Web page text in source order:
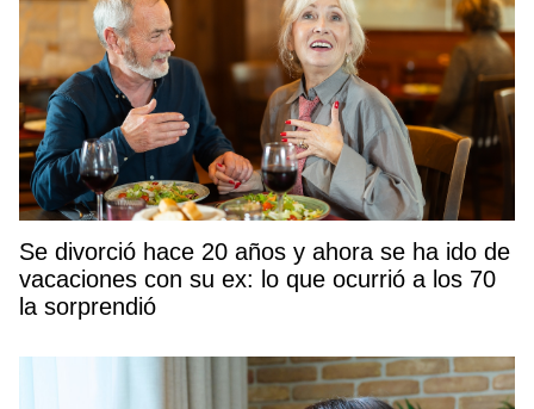
Se divorció hace 20 años y ahora se ha ido de
vacaciones con su ex: lo que ocurrió a los 70
la sorprendió